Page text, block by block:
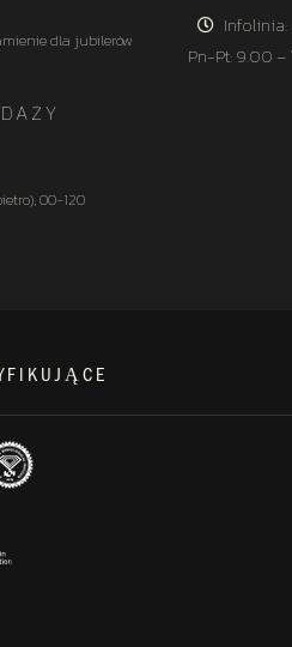
dla jubilerów
00-120
Infolinia:
Pn-Pt: 9.00 –